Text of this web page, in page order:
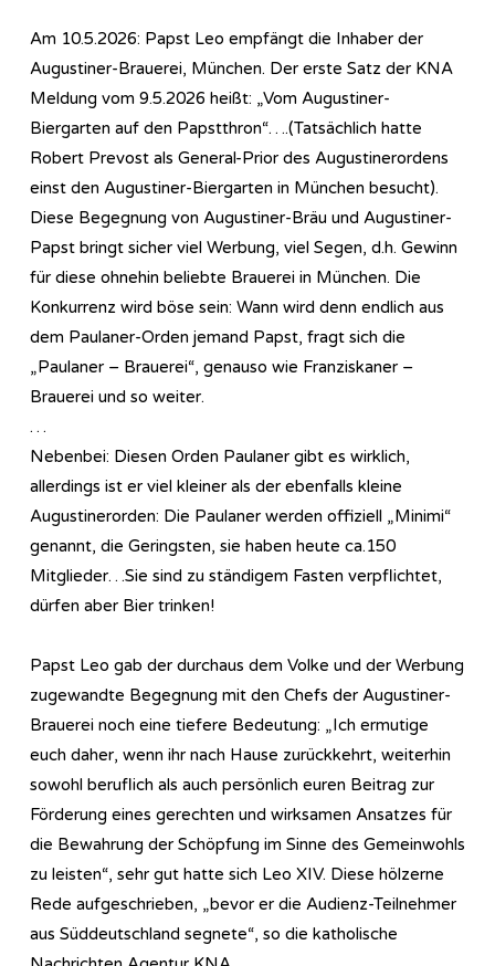
Am 10.5.2026: Papst Leo empfängt die Inhaber der
Augustiner-Brauerei, München. Der erste Satz der KNA
Meldung vom 9.5.2026 heißt: „Vom Augustiner-
Biergarten auf den Papstthron“….(Tatsächlich hatte
Robert Prevost als General-Prior des Augustinerordens
einst den Augustiner-Biergarten in München besucht).
Diese Begegnung von Augustiner-Bräu und Augustiner-
Papst bringt sicher viel Werbung, viel Segen, d.h. Gewinn
für diese ohnehin beliebte Brauerei in München. Die
Konkurrenz wird böse sein: Wann wird denn endlich aus
dem Paulaner-Orden jemand Papst, fragt sich die
„Paulaner – Brauerei“, genauso wie Franziskaner –
Brauerei und so weiter.
…
Nebenbei: Diesen Orden Paulaner gibt es wirklich,
allerdings ist er viel kleiner als der ebenfalls kleine
Augustinerorden: Die Paulaner werden offiziell „Minimi“
genannt, die Geringsten, sie haben heute ca.150
Mitglieder…Sie sind zu ständigem Fasten verpflichtet,
dürfen aber Bier trinken!
Papst Leo gab der durchaus dem Volke und der Werbung
zugewandte Begegnung mit den Chefs der Augustiner-
Brauerei noch eine tiefere Bedeutung: „Ich ermutige
euch daher, wenn ihr nach Hause zurückkehrt, weiterhin
sowohl beruflich als auch persönlich euren Beitrag zur
Förderung eines gerechten und wirksamen Ansatzes für
die Bewahrung der Schöpfung im Sinne des Gemeinwohls
zu leisten“, sehr gut hatte sich Leo XIV. Diese hölzerne
Rede aufgeschrieben, „bevor er die Audienz-Teilnehmer
aus Süddeutschland segnete“, so die katholische